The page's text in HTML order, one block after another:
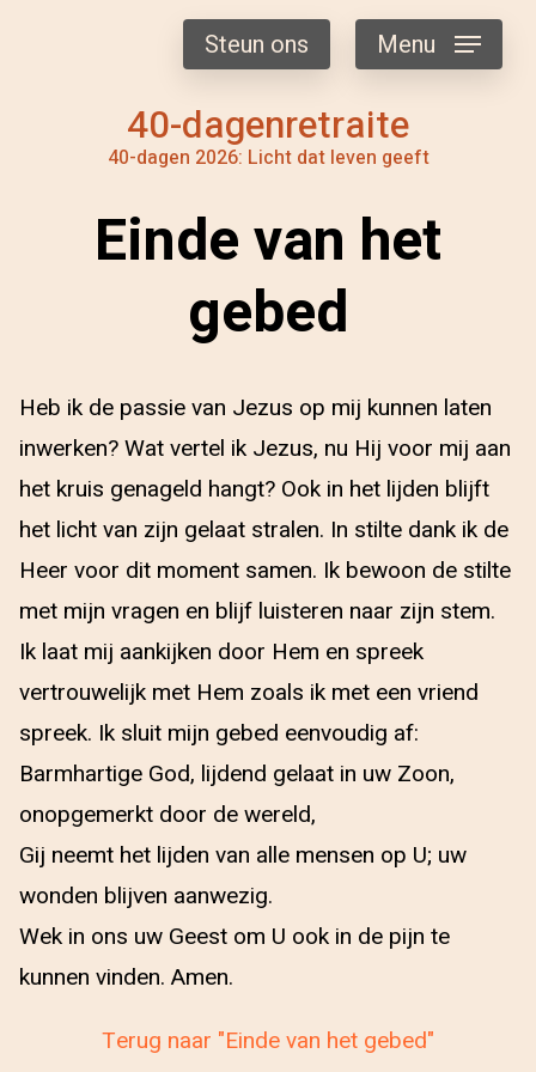
40-dagenretraite
40-dagen 2026: Licht dat leven geeft
Steun ons Menu
Einde van het
gebed
Heb ik de passie van Jezus op mij kunnen laten
inwerken? Wat vertel ik Jezus, nu Hij voor mij aan
het kruis genageld hangt? Ook in het lijden blijft
het licht van zijn gelaat stralen. In stilte dank ik de
Heer voor dit moment samen. Ik bewoon de stilte
met mijn vragen en blijf luisteren naar zijn stem.
Ik laat mij aankijken door Hem en spreek
vertrouwelijk met Hem zoals ik met een vriend
spreek. Ik sluit mijn gebed eenvoudig af:
Barmhartige God, lijdend gelaat in uw Zoon,
onopgemerkt door de wereld,
Gij neemt het lijden van alle mensen op U; uw
wonden blijven aanwezig.
Wek in ons uw Geest om U ook in de pijn te
kunnen vinden. Amen.
Terug naar "Einde van het gebed"